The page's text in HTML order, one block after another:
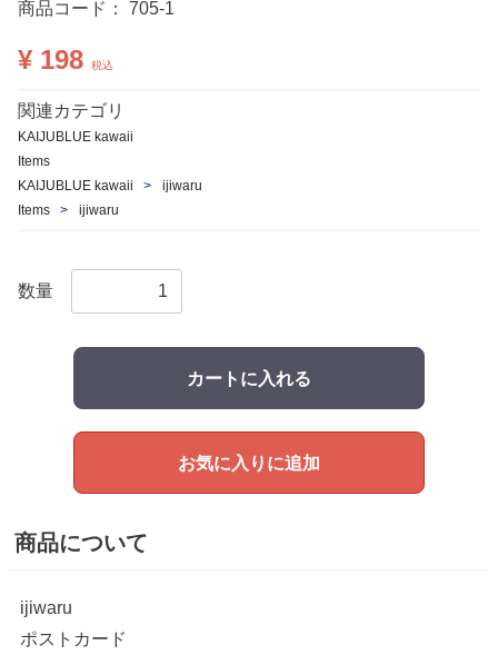
商品コード： 705-1
¥ 198 税込
関連カテゴリ
KAIJUBLUE kawaii
Items
KAIJUBLUE kawaii
ijiwaru
Items
ijiwaru
数量
カートに入れる
お気に入りに追加
商品について
ijiwaru
ポストカード